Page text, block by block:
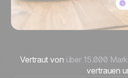
Vertraut von über 15.000
vertrauen